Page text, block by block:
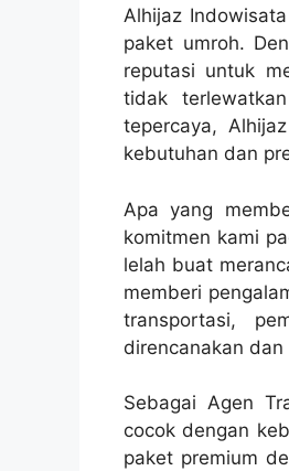
Alhijaz
paket umroh.
reputasi untuk
tidak
tepercaya,
kebutuhan dan
Apa yang
komitmen kami
lelah buat
memberi
transportasi,
direncanakan
Sebagai Agen
cocok dengan
paket premium